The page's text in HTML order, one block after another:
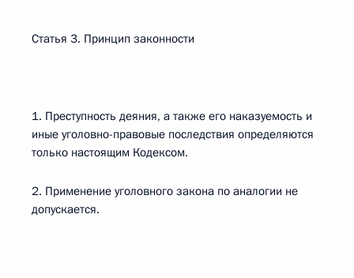
Статья 3. Принцип законности
1. Преступность деяния, а также его наказуемость и
иные уголовно-правовые последствия определяются
только настоящим Кодексом.
2. Применение уголовного закона по аналогии не
допускается.